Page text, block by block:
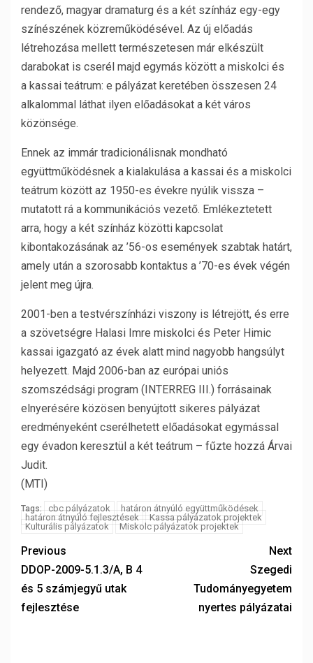
rendező, magyar dramaturg és a két színház egy-egy
színészének közreműködésével. Az új előadás
létrehozása mellett természetesen már elkészült
darabokat is cserél majd egymás között a miskolci és
a kassai teátrum: e pályázat keretében összesen 24
alkalommal láthat ilyen előadásokat a két város
közönsége.
Ennek az immár tradicionálisnak mondható
együttműködésnek a kialakulása a kassai és a miskolci
teátrum között az 1950-es évekre nyúlik vissza –
mutatott rá a kommunikációs vezető. Emlékeztetett
arra, hogy a két színház közötti kapcsolat
kibontakozásának az ’56-os események szabtak határt,
amely után a szorosabb kontaktus a ’70-es évek végén
jelent meg újra.
2001-ben a testvérszínházi viszony is létrejött, és erre
a szövetségre Halasi Imre miskolci és Peter Himic
kassai igazgató az évek alatt mind nagyobb hangsúlyt
helyezett. Majd 2006-ban az európai uniós
szomszédsági program (INTERREG III.) forrásainak
elnyerésére közösen benyújtott sikeres pályázat
eredményeként cserélhetett előadásokat egymással
egy évadon keresztül a két teátrum – fűzte hozzá Árvai
Judit.
(MTI)
Tags: cbc pályázatok
határon átnyúló együttműködések
határon átnyúló fejlesztések
Kassa pályázatok projektek
Kulturális pályázatok
Miskolc pályázatok projektek
Previous
DDOP-2009-5.1.3/A, B 4
és 5 számjegyű utak
fejlesztése
Next
Szegedi
Tudományegyetem
nyertes pályázatai